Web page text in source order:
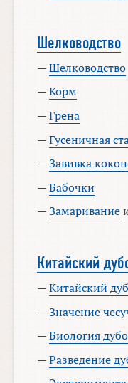
Шелководство
—Шелководство
—Корм
—Грена
—Гусеничная
—Завивка
—Бабочки
—Замаривание
Китайский
—Китайский
—Значение
—Биология
—Разведение